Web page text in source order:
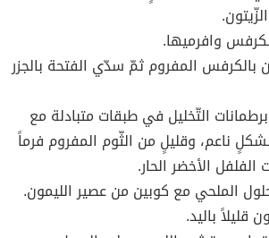
وافرميها.
بالكرفس المفروم ثمّ سدّي الفتحة بالجزر
التّخليل في طبقات متبادلة مع
ناعم، وقليلٍ من الثّوم المفروم فرماً
الأخضر الحار.
الملحي مع كوبين من عصير الليمون.
باليد.